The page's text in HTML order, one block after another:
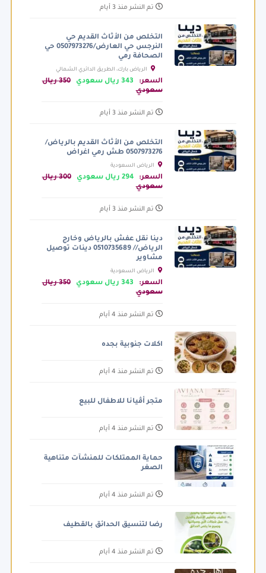
تم النشر منذ 3 أيام
التخلص من الأثاث القديم حي
النرجس حي العارض/0507973276 حي
الصحافة رمي
الرياض بارك، الطريق الدائري الشمالي
الفرعي، الرياض السعودية
السعر: 343 ريال سعودي
350 ريال
سعودي
تم النشر منذ 3 أيام
التخلص من الأثاث القديم بالرياض/
0507973276 طش رمي اغراض
السعر: 294 ريال سعودي
300 ريال
سعودي
تم النشر منذ 3 أيام
دينا نقل عفش بالرياض وخارج
الرياض// 0510735689 دينات توصيل
مشاوير
السعر: 343 ريال سعودي
350 ريال
سعودي
تم النشر منذ 4 أيام
اكلات جنوبية بجده
تم النشر منذ 4 أيام
متجر أڤيانا للاطفال للبيع
تم النشر منذ 4 أيام
حماية الممتلكات للمنشآت متناهية
الصغر
تم النشر منذ 4 أيام
رضا لتنسيق الحدائق بالقطيف
تم النشر منذ 4 أيام